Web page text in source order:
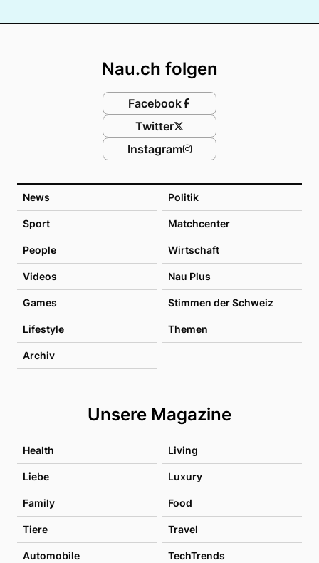
News Politik
Sport Matchcenter
People Wirtschaft
Videos Nau Plus
Games Stimmen der Schweiz
Lifestyle Themen
Archiv
Unsere Magazine
Health Living
Liebe Luxury
Family Food
Tiere Travel
Automobile TechTrends
Nau.ch folgen
Facebook
Twitter
Instagram